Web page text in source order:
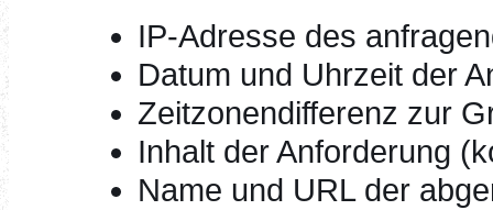
IP-Adresse des
Datum und Uhrzeit der
Zeitzonendifferenz zur
Inhalt der Anforderung
Name und URL der